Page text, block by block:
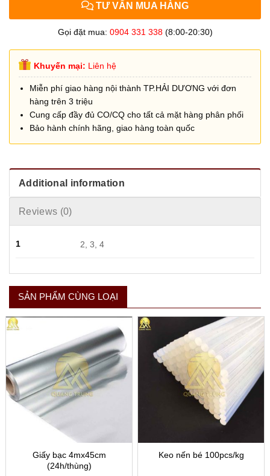
TƯ VẤN MUA HÀNG
Gọi đặt mua: 0904 331 338(8:00-20:30)
Khuyến mại: Liên hệ
Miễn phí giao hàng nội thành TP.HẢI DƯƠNG với đơn
hàng trên 3 triệu
Cung cấp đầy đủ CO/CQ cho tất cả mặt hàng phân phối
Bảo hành chính hãng, giao hàng toàn quốc
Additional information
Reviews (0)
1 2, 3, 4
SẢN PHẨM CÙNG LOẠI
Giấy bạc 4mx45cm
(24h/thùng)
Keo nến bé 100pcs/kg